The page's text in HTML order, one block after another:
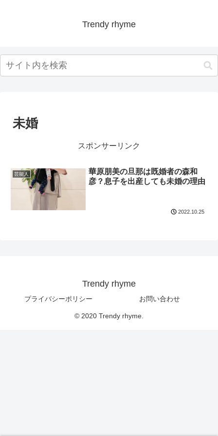
Trendy rhyme
未婚
スポンサーリンク
芸能人
華原朋美の旦那は既婚者の森和
彦？息子を出産しても未婚の理由
2022.10.25
Trendy rhyme
プライバシーポリシー お問い合わせ
© 2020 Trendy rhyme.